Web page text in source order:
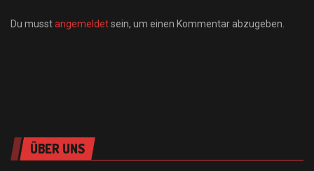
Du musstangemeldetsein, um einen Kommentar abzugeben.
ÜBER UNS